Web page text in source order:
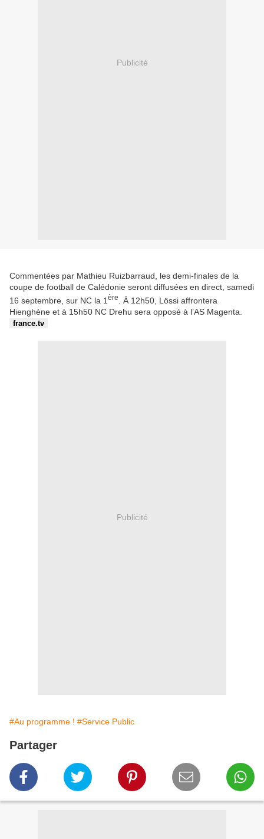
Publicité
Commentées par Mathieu Ruizbarraud, les demi-finales de la
coupe de football de Calédonie seront diffusées en direct, samedi
16 septembre, sur NC la 1 ère
. À 12h50, Lössi affrontera
Hienghène et à 15h50 NC Drehu sera opposé à l’AS Magenta.
france.tv
Publicité
#Au programme ! #Service Public
Partager